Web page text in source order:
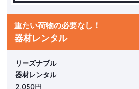
BBQ場の案内
施設の特長からBBQ場を探す
おすすめBBQ場
重たい荷物の必要なし！
器材レンタル
リーズナブル
器材レンタル
2,050円